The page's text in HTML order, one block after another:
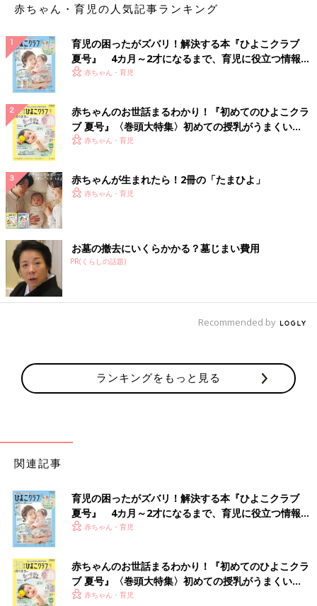
出典：Instagramアカウント「sakky_tekilife」
こちらはダイソーの「アボカドスライサー」。包丁でアボカドを
半分に切ったら、あとはスライサーを差し込んで手前に引くと、
簡単にカットすることができるそうです。まな板を出す手間が省
忙しい朝の救世主！かんたんおにぎり器
赤ちゃん・育児の人気記事ランキング
育児の困ったがズバリ！解決する本『ひよこクラブ
夏号』 4カ月～2才になるまで、育児に役立つ情報が
いっぱい！
赤ちゃん・育児
赤ちゃんのお世話まるわかり！『初めてのひよこクラ
ブ 夏号』〈巻頭大特集〉初めての授乳がうまくい
く！ おっぱい・ミルクの基本と夏のトラブル 解決テ
赤ちゃん・育児
赤ちゃんが生まれたら！2冊の「たまひよ」
赤ちゃん・育児
お墓の撤去にいくらかかる？墓じまい費用
PR(くらしの話題)
Recommended by
ランキングをもっと見る
関連記事
育児の困ったがズバリ！解決する本『ひよこクラブ
夏号』 4カ月～2才になるまで、育児に役立つ情報が
いっぱい！
赤ちゃん・育児
赤ちゃんのお世話まるわかり！『初めてのひよこクラ
ブ 夏号』〈巻頭大特集〉初めての授乳がうまくい
く！ おっぱい・ミルクの基本と夏のトラブル 解決テ
赤ちゃん・育児